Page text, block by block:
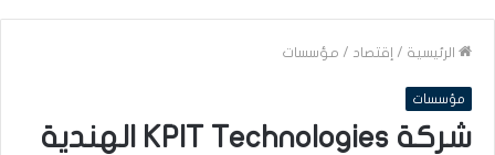
الرئيسية / إقتصاد / مؤسسات
مؤسسات
شركة KPIT Technologies الهندية